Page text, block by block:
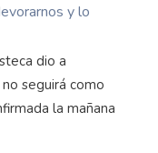
y lo
dio a
seguirá como
la mañana